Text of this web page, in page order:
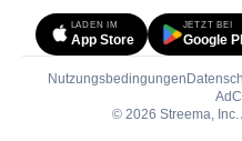
LADEN IM
App Store
JETZT BEI
Google
Nutzungsbedingungen
© 2026 Streema,